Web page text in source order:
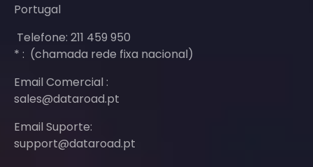
Portugal
Telefone: 211 459 950
* : (chamada rede fixa nacional)
Email Comercial :
sales@dataroad.pt
Email Suporte:
support@dataroad.pt